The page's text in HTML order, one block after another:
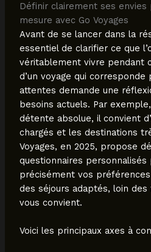
Définir clairement ses envies
mesure avec Go Voyages
Avant de se lancer dans la
essentiel de clarifier ce que
véritablement vivre pendant
d’un voyage qui
attentes demande une
besoins actuels. Par
détente absolue, il convient
chargés et les destinations
Voyages, en 2025, propose
questionnaires
précisément vos
des séjours adaptés, loin
vous convient.
Voici les principaux axes à